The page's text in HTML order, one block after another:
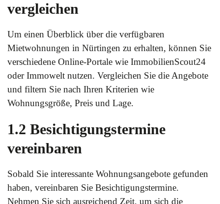
vergleichen
Um einen Überblick über die verfügbaren
Mietwohnungen in Nürtingen zu erhalten, können Sie
verschiedene Online-Portale wie ImmobilienScout24
oder Immowelt nutzen. Vergleichen Sie die Angebote
und filtern Sie nach Ihren Kriterien wie
Wohnungsgröße, Preis und Lage.
1.2 Besichtigungstermine
vereinbaren
Sobald Sie interessante Wohnungsangebote gefunden
haben, vereinbaren Sie Besichtigungstermine.
Nehmen Sie sich ausreichend Zeit, um sich die